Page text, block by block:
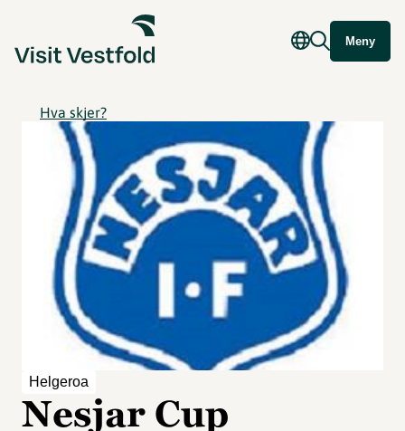
Meny
Hva skjer?
Helgeroa
Nesjar Cup